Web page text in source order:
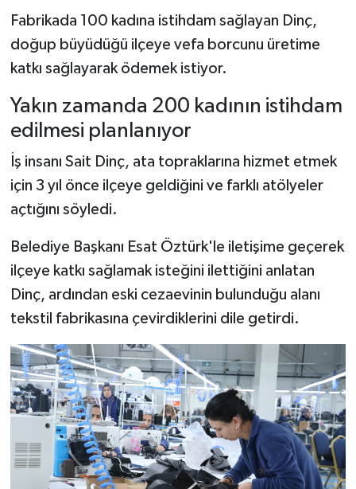
Fabrikada 100 kadına istihdam sağlayan Dinç,
doğup büyüdüğü ilçeye vefa borcunu üretime
katkı sağlayarak ödemek istiyor.
Yakın zamanda 200 kadının istihdam
edilmesi planlanıyor
İş insanı Sait Dinç, ata topraklarına hizmet etmek
için 3 yıl önce ilçeye geldiğini ve farklı atölyeler
açtığını söyledi.
Belediye Başkanı Esat Öztürk'le iletişime geçerek
ilçeye katkı sağlamak isteğini ilettiğini anlatan
Dinç, ardından eski cezaevinin bulunduğu alanı
tekstil fabrikasına çevirdiklerini dile getirdi.